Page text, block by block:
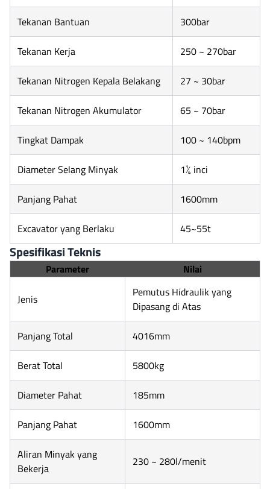
Tekanan Bantuan 300bar
Tekanan Kerja 250 ~ 270bar
Tekanan Nitrogen Kepala Belakang 27 ~ 30bar
Tekanan Nitrogen Akumulator 65 ~ 70bar
Tingkat Dampak 100 ~ 140bpm
Diameter Selang Minyak 1¼ inci
Panjang Pahat 1600mm
Excavator yang Berlaku 45~55t
Spesifikasi Teknis
Parameter Nilai
Jenis
Pemutus Hidraulik yang
Dipasang di Atas
Panjang Total 4016mm
Berat Total 5800kg
Diameter Pahat 185mm
Panjang Pahat 1600mm
Aliran Minyak yang
Bekerja
230 ~ 280l/menit